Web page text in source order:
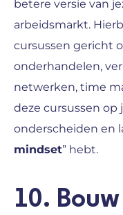
betere versie van
arbeidsmarkt.
cursussen gericht
onderhandelen,
netwerken, time
deze cursussen op
onderscheiden en
mindset” hebt.
10.